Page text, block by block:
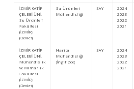
İZMİR KATİP
ÇELEBİ ÜNİ.
Su Ürünleri
Fakültesi
(İZMİR)
(Devlet)
Su Ürünleri
Mühendisliği
SAY
2024
2023
2022
2021
İZMİR KATİP
ÇELEBİ ÜNİ.
Mühendislik
ve Mimarlık
Fakültesi
(İZMİR)
(Devlet)
Harita
Mühendisliği
(İngilizce)
SAY
2024
2023
2022
2021